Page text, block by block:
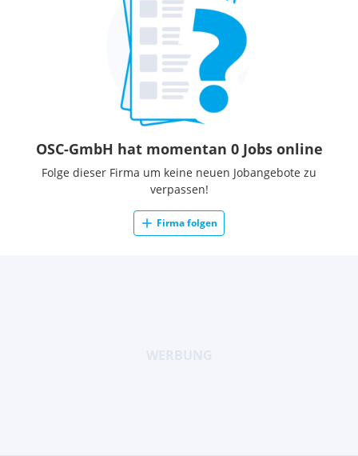
OSC-GmbH hat momentan 0 Jobs online
Folge dieser Firma um keine neuen Jobangebote zu
verpassen!
Firma folgen